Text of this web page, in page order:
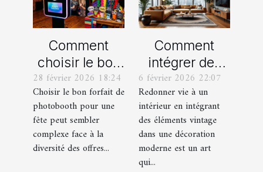
Comment
choisir le bon
forfait de
photobooth
pour votre fête
28 février 2026 18:24
Choisir le bon forfait de
photobooth pour une
fête peut sembler
complexe face à la
diversité des offres...
Comment
intégrer des
éléments
vintage dans
une décoration
moderne ?
6 février 2026 22:07
Redonner vie à un
intérieur en intégrant
des éléments vintage
dans une décoration
moderne est un art
qui...